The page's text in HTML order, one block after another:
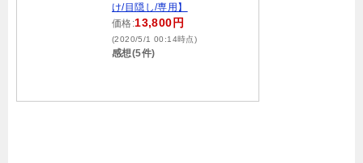
け/目隠し/専用】
価格:13,800円
(2020/5/1 00:14時点)
感想(5件)